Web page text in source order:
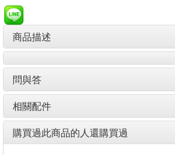
商品描述
問與答
相關配件
購買過此商品的人還購買過